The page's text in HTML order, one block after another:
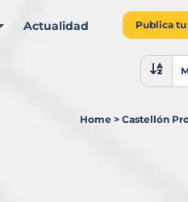
Actualidad Publica tu
Home > Castellón